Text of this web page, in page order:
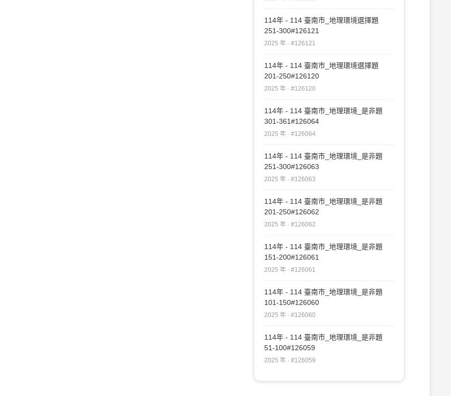
114年 - 114 臺南市_地理環境選擇題
251-300#126121
2025 年 · #126121
114年 - 114 臺南市_地理環境選擇題
201-250#126120
2025 年 · #126120
114年 - 114 臺南市_地理環境_是非題
301-361#126064
2025 年 · #126064
114年 - 114 臺南市_地理環境_是非題
251-300#126063
2025 年 · #126063
114年 - 114 臺南市_地理環境_是非題
201-250#126062
2025 年 · #126062
114年 - 114 臺南市_地理環境_是非題
151-200#126061
2025 年 · #126061
114年 - 114 臺南市_地理環境_是非題
101-150#126060
2025 年 · #126060
114年 - 114 臺南市_地理環境_是非題
51-100#126059
2025 年 · #126059